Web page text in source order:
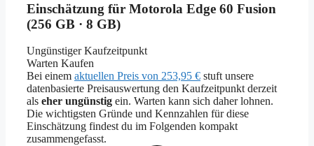
Einschätzung für Motorola Edge 60 Fusion
(256 GB · 8 GB)
Ungünstiger Kaufzeitpunkt
Warten Kaufen
Bei einem aktuellen Preis von 253,95 € stuft unsere
datenbasierte Preisauswertung den Kaufzeitpunkt derzeit
als eher ungünstig ein. Warten kann sich daher lohnen.
Die wichtigsten Gründe und Kennzahlen für diese
Einschätzung findest du im Folgenden kompakt
zusammengefasst.